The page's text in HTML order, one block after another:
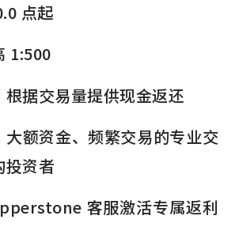
点起
1:500
根据交易量提供现金返还
大额资金、频繁交易的专业交
投资者
客服激活专属返利